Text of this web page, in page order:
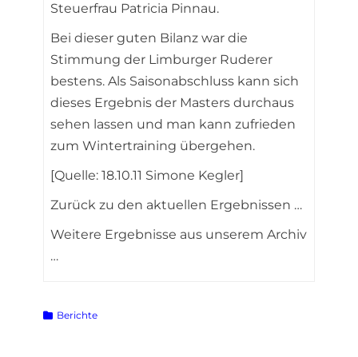
Steuerfrau Patricia Pinnau.
Bei dieser guten Bilanz war die
Stimmung der Limburger Ruderer
bestens. Als Saisonabschluss kann sich
dieses Ergebnis der Masters durchaus
sehen lassen und man kann zufrieden
zum Wintertraining übergehen.
[Quelle: 18.10.11 Simone Kegler]
Zurück zu den aktuellen Ergebnissen …
Weitere Ergebnisse aus unserem Archiv
…
Kategorien
Berichte